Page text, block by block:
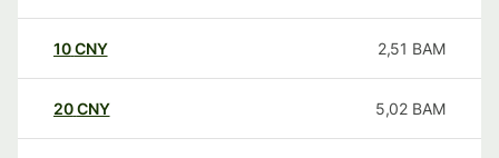
10CNY 2,51 BAM
20CNY 5,02 BAM